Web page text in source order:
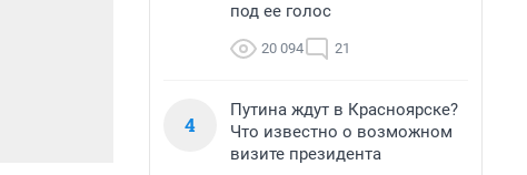
под ее голос
20 094 21
4
Путина ждут в Красноярске?
Что известно о возможном
визите президента